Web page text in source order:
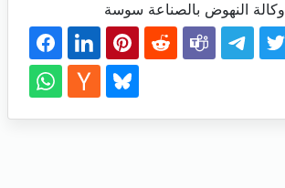
وكالة النهوض بالصناعة سوسة